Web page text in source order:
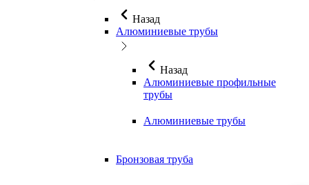
Назад
Алюминиевые трубы
Назад
Алюминиевые профильные
трубы
Алюминиевые трубы
Бронзовая труба